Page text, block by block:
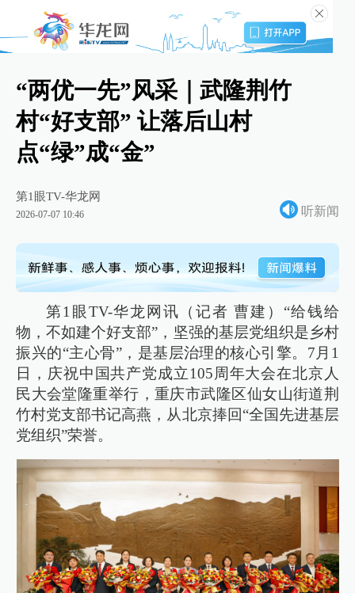
“两优一先”风采｜武隆荆竹
村“好支部” 让落后山村
点“绿”成“金”
第1眼TV-华龙网
2026-07-07 10:46 听新闻
第1眼TV-华龙网讯（记者 曹建）“给钱给
物，不如建个好支部”，坚强的基层党组织是乡村
振兴的“主心骨”，是基层治理的核心引擎。7月1
日，庆祝中国共产党成立105周年大会在北京人
民大会堂隆重举行，重庆市武隆区仙女山街道荆
竹村党支部书记高燕，从北京捧回“全国先进基层
党组织”荣誉。